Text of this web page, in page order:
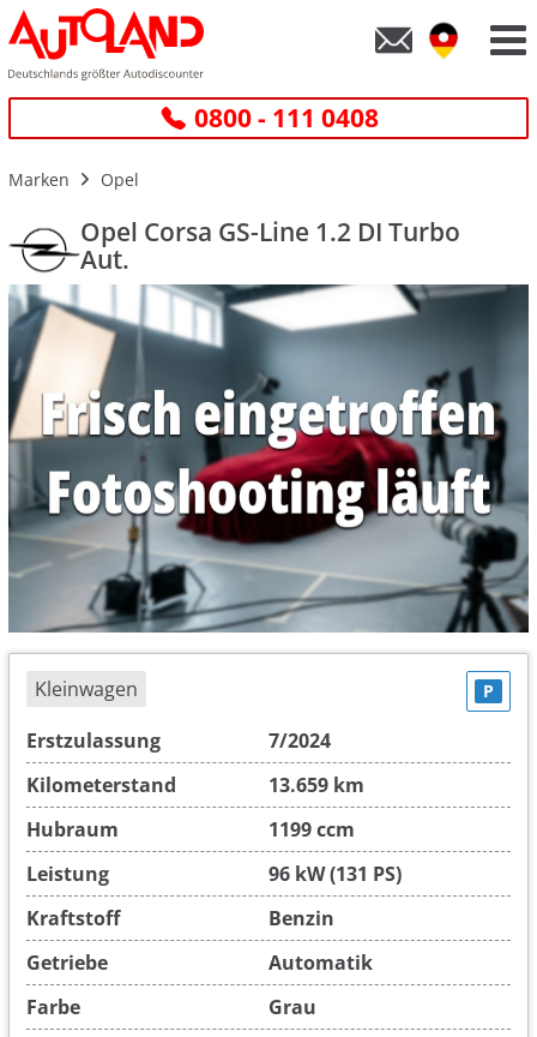
0800 - 111 0408
Marken Opel
Opel Corsa GS-Line 1.2 DI Turbo
Aut.
Kleinwagen P
Erstzulassung
7/2024
Kilometerstand
13.659 km
Hubraum
1199 ccm
Leistung
96 kW (131 PS)
Kraftstoff
Benzin
Getriebe
Automatik
Farbe
Grau